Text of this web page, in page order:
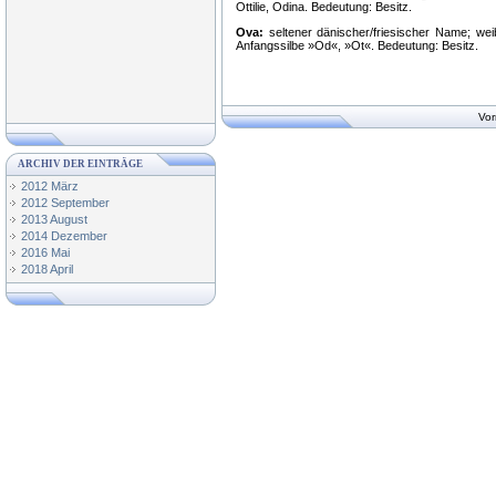
ARCHIV DER EINTRÄGE
2012 März
2012 September
2013 August
2014 Dezember
2016 Mai
2018 April
Ottilie, Odina. Bedeutung: Besitz.
Ova: seltener dänischer/friesischer Name;
Anfangssilbe »Od«, »Ot«. Bedeutung: Besitz.